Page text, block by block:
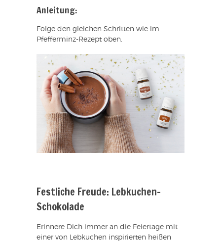
Anleitung:
Folge den gleichen Schritten wie im
Pfefferminz-Rezept oben.
Festliche Freude: Lebkuchen-
Schokolade
Erinnere Dich immer an die Feiertage mit
einer von Lebkuchen inspirierten heißen